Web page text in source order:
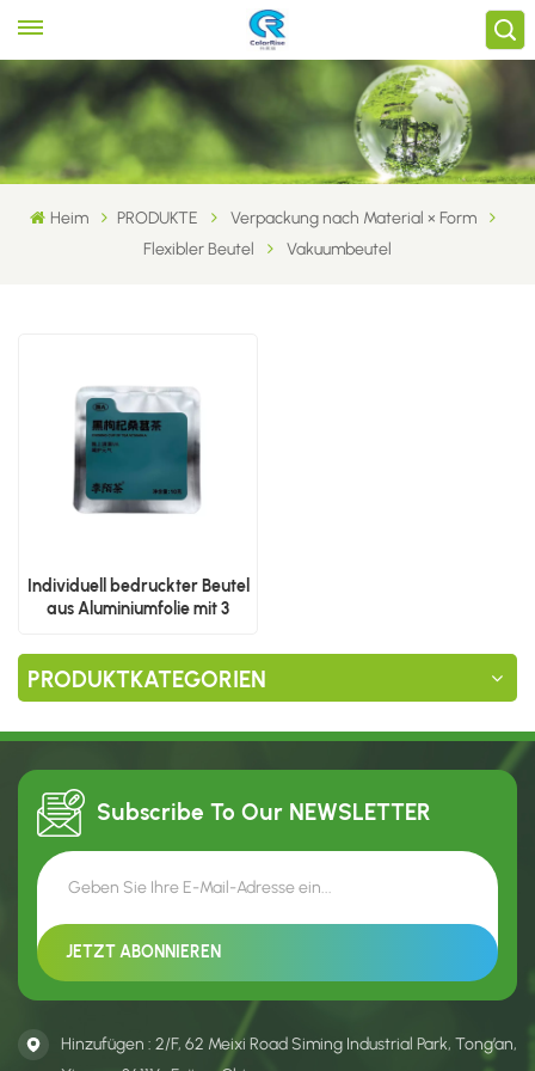
Heim PRODUKTE
Verpackung nach Material × Form
Flexibler Beutel
Vakuumbeutel
Individuell bedruckter Beutel
aus Aluminiumfolie mit 3
PRODUKTKATEGORIEN
Subscribe To Our NEWSLETTER
Hinzufügen : 2/F, 62 Meixi Road Siming Industrial Park, Tong’an,